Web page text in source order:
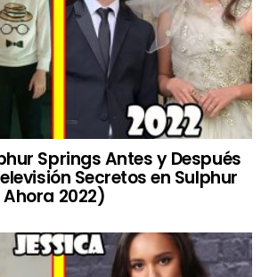
Springs Antes y Después
Secretos en Sulphur
2022)